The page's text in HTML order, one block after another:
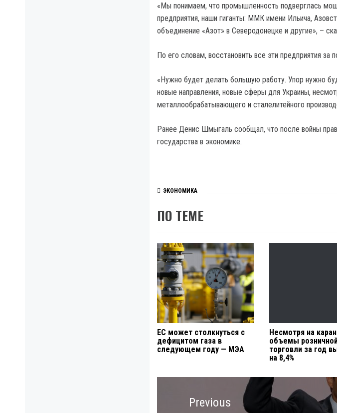
«Мы понимаем, что промышленность подверглась
предприятия, наши гиганты: ММК имени Ильича,
объединение «Азот» в Северодонецке и другие», –
По его словам, восстановить все эти предприятия за
«Нужно будет делать большую работу. Упор нужно
новые направления, новые сферы для Украины,
металлообрабатывающего и сталелитейного
Ранее Денис Шмыгаль сообщал, что после войны
государства в экономике.
ЭКОНОМИКА
ПО ТЕМЕ
ЕС может столкнуться с
дефицитом газа в
следующем году — МЭА
Несмотря на
объемы
торговли за год
на 8,4%
Навигация
записямPrevious